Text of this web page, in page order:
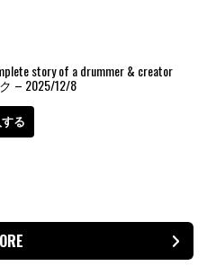
story of a drummer & creator
– 2025/12/8
る